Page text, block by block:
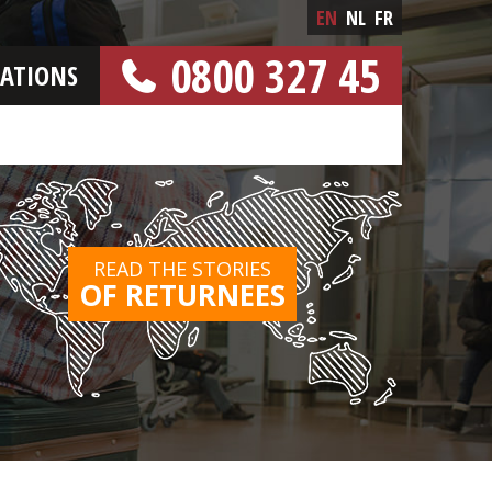
0800 327 45
EN NL FR
READ THE STORIES
OF RETURNEES